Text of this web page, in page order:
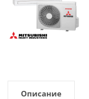
Описание